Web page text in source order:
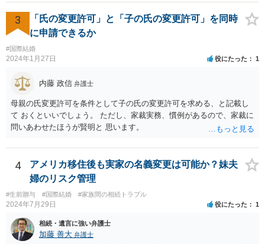
わかりません、分かりやすく解説していただけませんでしょうか？ →
婚姻が成立するには二つの要素が必要と言われております。一つは届
出ですが、もう一つは双方の婚姻意思です。 婚姻意思は、夫婦として
相互に助け合いながら生活していく意思というとイメージしやすいか
と思います。 ここで、相続目的での婚姻をみてみます。これは夫婦と
して生活していくというよりは、一方が死亡した際に生じる相続のた
めに配偶者という立場を得ることが主な目的となります。 したがっ
て、形式的に届出がなされたとしても、双方は夫婦生活を営む意思が
ないので、婚姻意思はありません。 よって、婚姻は婚姻意思の欠如に
より、無効となります。
3
「氏の変更許可」と「子の氏の変更許可」を同時
に申請できるか
#国際結婚
2024年1月27日 役にたった 1
内藤 政信 弁護士
母親の氏変更許可を条件として子の氏の変更許可を求める、と記載し
て おくといいでしょう。 ただし、家裁実務、慣例があるので、家裁に
問いあわせたほうが賢明と 思います。
4
アメリカ移住後も実家の名義変更は可能か？妹夫
婦のリスク管理
#生前贈与 #国際結婚 #家族間の相続トラブル
2024年7月29日 役にたった 1
相続・遺言に強い弁護士
加藤 善大 弁護士